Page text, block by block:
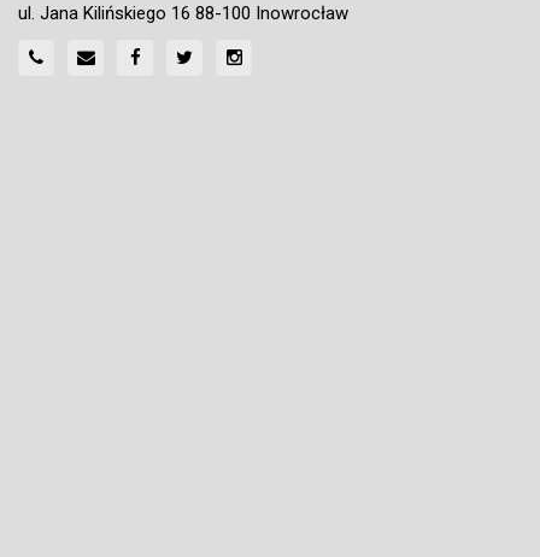
ul. Jana Kilińskiego 16 88-100 Inowrocław